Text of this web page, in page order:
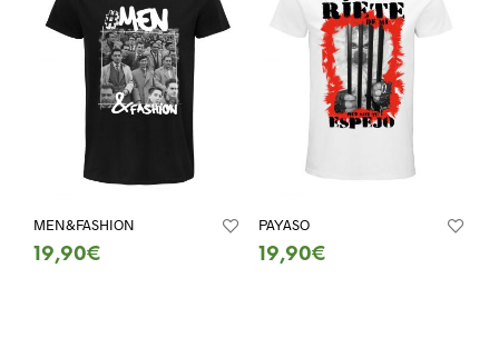
MEN&FASHION
19,90€
PAYASO
19,90€